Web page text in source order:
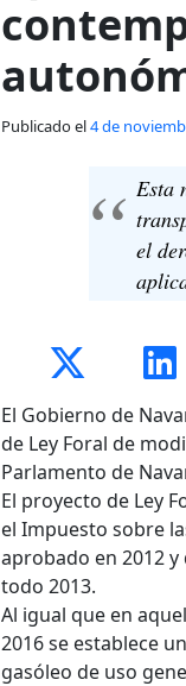
Publicado el4 de
Esta
el
El Gobierno de
de Ley Foral de
Parlamento de
El proyecto de Ley
el Impuesto sobre
aprobado en 2012
todo 2013.
Al igual que en
2016 se establece
gasóleo de uso